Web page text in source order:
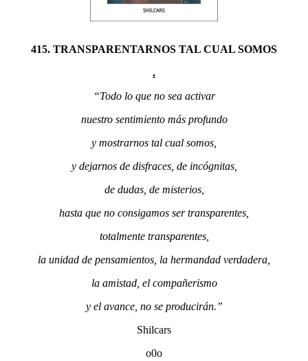
415. TRANSPARENTARNOS TAL CUAL SOMOS
.
“Todo lo que no sea activar
nuestro sentimiento más profundo
y mostrarnos tal cual somos,
y dejarnos de disfraces, de incógnitas,
de dudas, de misterios,
hasta que no consigamos ser transparentes,
totalmente transparentes,
la unidad de pensamientos, la hermandad verdadera,
la amistad, el compañerismo
y el avance, no se producirán.”
Shilcars
o0o